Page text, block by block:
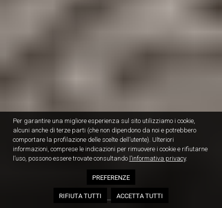
Per garantire una migliore esperienza sul sito utilizziamo i cookie,
alcuni anche di terze parti (che non dipendono da noi e potrebbero
comportare la profilazione delle scelte dell’utente). Ulteriori
informazioni, comprese le indicazioni per rimuovere i cookie e rifiutarne
l’uso, possono essere trovate consultando l’informativa privacy.
PREFERENZE
RIFIUTA TUTTI ACCETTA TUTTI